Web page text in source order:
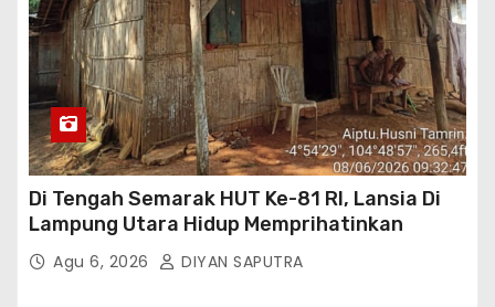
Di Tengah Semarak HUT Ke-81 RI, Lansia Di
Lampung Utara Hidup Memprihatinkan
Agu 6, 2026 DIYAN SAPUTRA